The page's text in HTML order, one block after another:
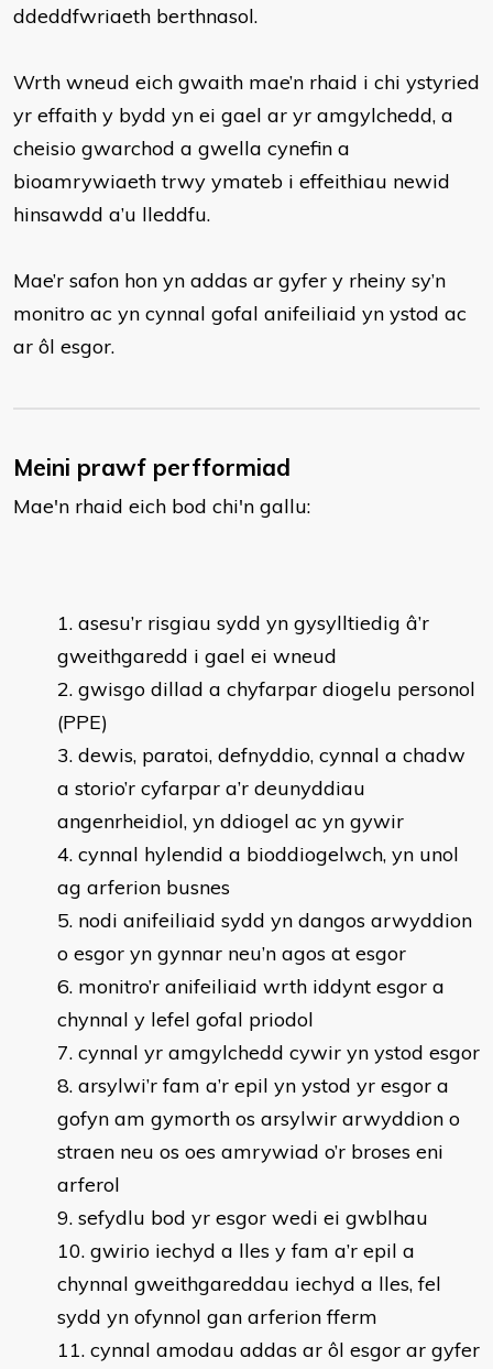
ddeddfwriaeth berthnasol.
Wrth wneud eich gwaith mae’n rhaid i chi ystyried
yr effaith y bydd yn ei gael ar yr amgylchedd, a
cheisio gwarchod a gwella cynefin a
bioamrywiaeth trwy ymateb i effeithiau newid
hinsawdd a’u lleddfu.
Mae’r safon hon yn addas ar gyfer y rheiny sy’n
monitro ac yn cynnal gofal anifeiliaid yn ystod ac
ar ôl esgor.
Meini prawf perfformiad
Mae'n rhaid eich bod chi'n gallu:
asesu’r risgiau sydd yn gysylltiedig â’r
gweithgaredd i gael ei wneud
gwisgo dillad a chyfarpar diogelu personol
(PPE)
dewis, paratoi, defnyddio, cynnal a chadw
a storio’r cyfarpar a’r deunyddiau
angenrheidiol, yn ddiogel ac yn gywir
cynnal hylendid a bioddiogelwch, yn unol
ag arferion busnes
nodi anifeiliaid sydd yn dangos arwyddion
o esgor yn gynnar neu’n agos at esgor
monitro’r anifeiliaid wrth iddynt esgor a
chynnal y lefel gofal priodol
cynnal yr amgylchedd cywir yn ystod esgor
arsylwi’r fam a’r epil yn ystod yr esgor a
gofyn am gymorth os arsylwir arwyddion o
straen neu os oes amrywiad o’r broses eni
arferol
sefydlu bod yr esgor wedi ei gwblhau
gwirio iechyd a lles y fam a’r epil a
chynnal gweithgareddau iechyd a lles, fel
sydd yn ofynnol gan arferion fferm
cynnal amodau addas ar ôl esgor ar gyfer